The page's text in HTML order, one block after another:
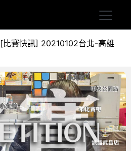
[比賽快訊] 20210102台北-高雄